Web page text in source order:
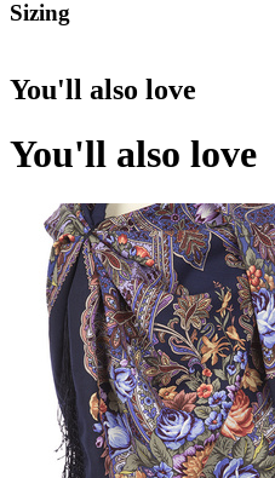
Sizing
You'll also love
You'll also love